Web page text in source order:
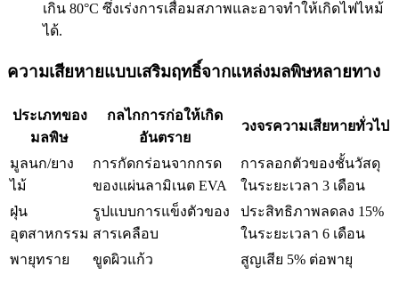
เกิน 80°C ซึ่งเร่งการเสื่อมสภาพและอาจทำให้เกิดไฟไหม้
ได้.
ความเสียหายแบบเสริมฤทธิ์จากแหล่งมลพิษหลายทาง
ประเภทของ
มลพิษ
กลไกการก่อให้เกิด
อันตราย
วงจรความเสียหายทั่วไป
มูลนก/ยาง
ไม้
การกัดกร่อนจากกรด
ของแผ่นลามิเนต EVA
การลอกตัวของชั้นวัสดุ
ในระยะเวลา 3 เดือน
ฝุ่น
อุตสาหกรรม
รูปแบบการแข็งตัวของ
สารเคลือบ
ประสิทธิภาพลดลง 15%
ในระยะเวลา 6 เดือน
พายุทราย
ขูดผิวแก้ว สูญเสีย 5% ต่อพายุ